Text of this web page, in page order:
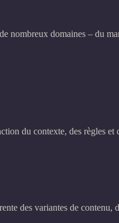
nombreux domaines – du
du contexte, des règles et
des variantes de contenu,